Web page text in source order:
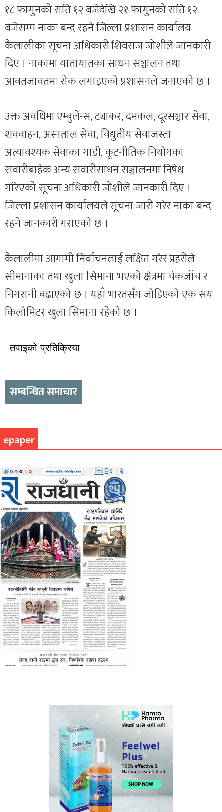
१८ फागुनको राति १२ बजेदेखि २१ फागुनको राति १२
बजेसम्म नाका बन्द रहने जिल्ला प्रशासन कार्यालय
कैलालीका सूचना अधिकारी शिवराज जोशीले जानकारी
दिए । नाकामा यातायातका साधन सञ्चालन तथा
आवतजावतमा रोक लगाइएको प्रशासनले जनाएको छ ।
उक्त अवधिमा एम्बुलेन्स, ट्यांकर, दमकल, दूरसञ्चार सेवा,
शववाहन, अस्पताल सेवा, विद्युतीय सेवाजस्ता
अत्यावश्यक सेवाका गाडी, कूटनीतिक नियोगका
सवारीबाहेक अन्य सवारीसाधन सञ्चालनमा निषेध
गरिएको सूचना अधिकारी जोशीले जानकारी दिए ।
जिल्ला प्रशासन कार्यालयले सूचना जारी गरेर नाका बन्द
रहने जानकारी गराएको छ ।
कैलालीमा आगामी निर्वाचनलाई लक्षित गरेर प्रहरीले
सीमानाका तथा खुला सिमाना भएको क्षेत्रमा चेकजाँच र
निगरानी बढाएको छ । यहाँ भारतसँग जोडिएको एक सय
किलोमिटर खुला सिमाना रहेको छ ।
तपाइको प्रतिक्रिया
सम्बन्धित समाचार
epaper